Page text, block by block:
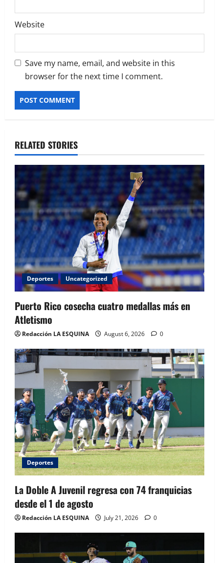
Website
Save my name, email, and website in this
browser for the next time I comment.
RELATED STORIES
Deportes Uncategorized
Puerto Rico cosecha cuatro medallas más en
Atletismo
Redacción LA ESQUINA August 6, 2026 0
Deportes
La Doble A Juvenil regresa con 74 franquicias
desde el 1 de agosto
Redacción LA ESQUINA July 21, 2026 0